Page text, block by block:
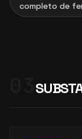
completo de